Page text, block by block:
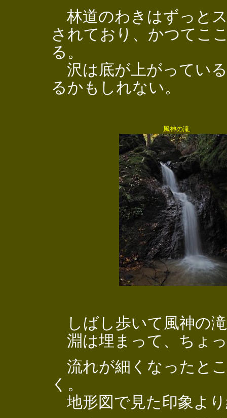
林道のわきはずっと
されており、かつてこ
る。
沢は底が上がってい
るかもしれない。
風神の滝
しばし歩いて風神の
淵は埋まって、ちょ
流れが細くなったと
く。
地形図で見た印象よ